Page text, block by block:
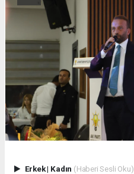
Erkek| Kadın (Haberi Sesli Oku)